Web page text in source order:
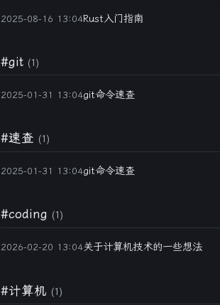
2025-08-16 13:04Rust入门指南
#git (1)
2025-01-31 13:04git命令速查
#速查 (1)
2025-01-31 13:04git命令速查
#coding (1)
2026-02-20 13:04关于计算机技术的一些想法
#计算机 (1)